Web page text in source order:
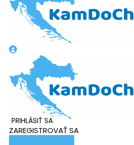
PRIHLÁSIŤ SA
ZAREGISTROVAŤ SA